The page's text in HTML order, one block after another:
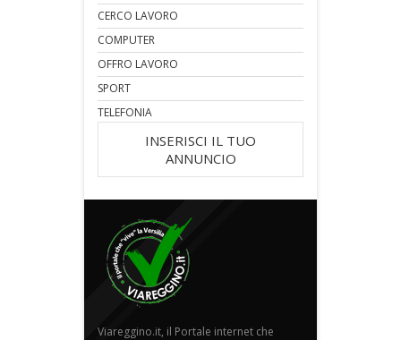
CERCO LAVORO
COMPUTER
OFFRO LAVORO
SPORT
TELEFONIA
INSERISCI IL TUO
ANNUNCIO
Viareggino.it, il Portale internet che